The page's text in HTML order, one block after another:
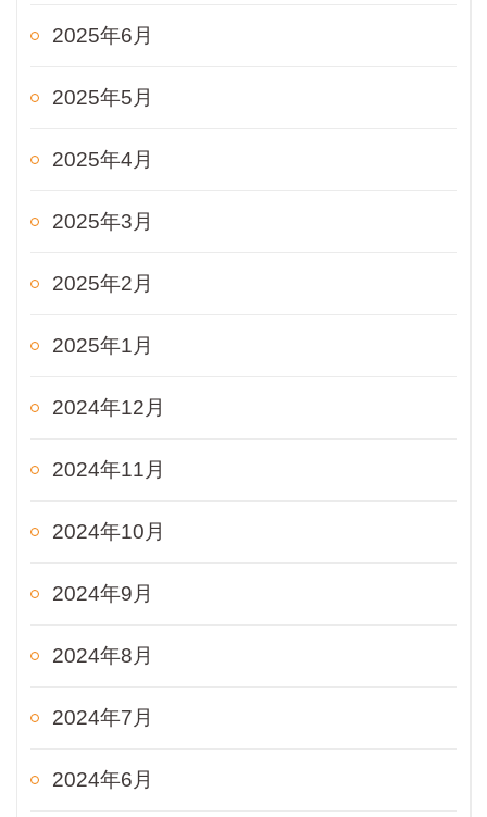
2025年6月
2025年5月
2025年4月
2025年3月
2025年2月
2025年1月
2024年12月
2024年11月
2024年10月
2024年9月
2024年8月
2024年7月
2024年6月